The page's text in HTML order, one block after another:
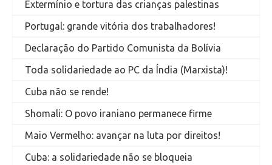
Extermínio e tortura das crianças palestinas
Portugal: grande vitória dos trabalhadores!
Declaração do Partido Comunista da Bolívia
Toda solidariedade ao PC da Índia (Marxista)!
Cuba não se rende!
Shomali: O povo iraniano permanece firme
Maio Vermelho: avançar na luta por direitos!
Cuba: a solidariedade não se bloqueia